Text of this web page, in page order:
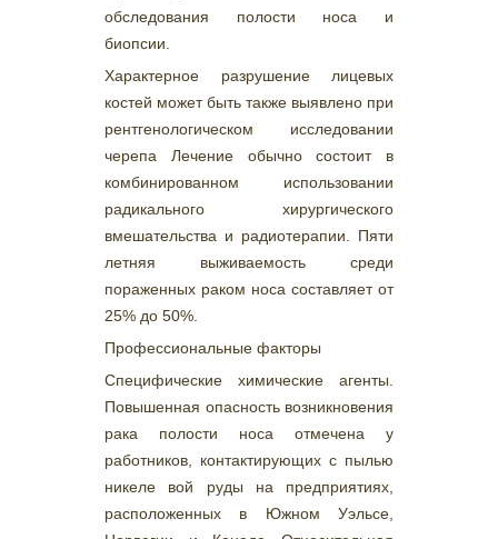
обследования полости носа и
биопсии.
Характерное разрушение лицевых
костей может быть также выявлено при
рентгенологическом исследовании
черепа Лечение обычно состоит в
комбинированном использовании
радикального хирургического
вмешательства и радиотерапии. Пяти
летняя выживаемость среди
пораженных раком носа составляет от
25% до 50%.
Профессиональные факторы
Специфические химические агенты.
Повышенная опасность возникновения
рака полости носа отмечена у
работников, контактирующих с пылью
никеле вой руды на предприятиях,
расположенных в Южном Уэльсе,